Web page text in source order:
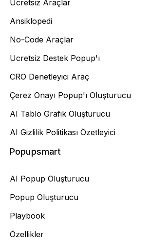
Ücretsiz Araçlar
Ansiklopedi
No-Code Araçlar
Ücretsiz Destek Popup'ı
CRO Denetleyici Araç
Çerez Onayı Popup'ı Oluşturucu
AI Tablo Grafik Oluşturucu
AI Gizlilik Politikası Özetleyici
Popupsmart
AI Popup Oluşturucu
Popup Oluşturucu
Playbook
Özellikler